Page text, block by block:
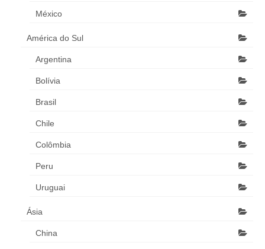
México
América do Sul
Argentina
Bolívia
Brasil
Chile
Colômbia
Peru
Uruguai
Ásia
China